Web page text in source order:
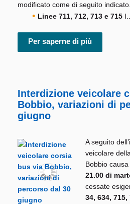
modificato come di seguito indicato.
Linee 711, 712, 713 e 715
Per saperne di più
Interdizione veicolare
Bobbio, variazioni di
giugno
A seguito
veicolare
Bobbio
21.00 di
cessate
34, 634, 715,